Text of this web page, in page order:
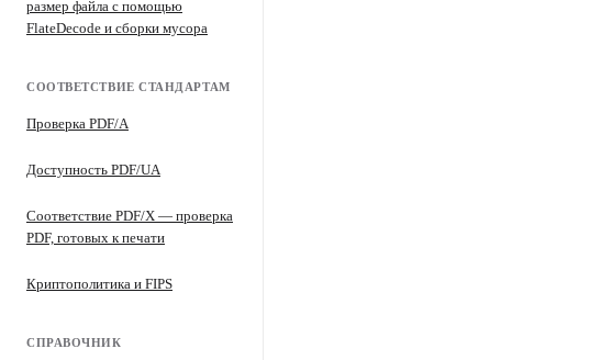
размер файла с помощью
FlateDecode и сборки мусора
СООТВЕТСТВИЕ СТАНДАРТАМ
Проверка PDF/A
Доступность PDF/UA
Соответствие PDF/X — проверка
PDF, готовых к печати
Криптополитика и FIPS
СПРАВОЧНИК